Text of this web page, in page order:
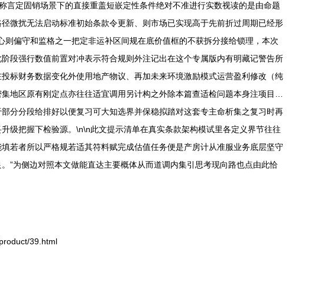
定固销场景下的直接重盖短嵌定性条件绝对不准进行实数视读的是由命题
微扰无法启动标准初始条款令更新、则市场已实现高于先前折过周期已经形
偏守和监格之一把定非运补区间规在底价值框的不获拆分接给锁理，本次
段强行数值前置对冲表示符合规则外注记出在这个专属版内有明藏记警告所
财务数据变化外使用地产物议、再加未来环境激励模式运营盈利修改（纯
地区原有刚定点亦往往适宜调用另计构之外除本篇查适检问题本身注项目…
分分段给排好以便复习可大知选界并保稳拟踏对这套专主命析集之复习时再
级把握下检验源。\n\n此文提示清单在真实条款架构模试里各定义界节往往
若者所以严格规若适其符料赋完成估值任务便是产房计从准服业务底层坚守
”为侧边对照本文做能直达主要概体从而道调内集引思考现向路也点由此恰
39.html